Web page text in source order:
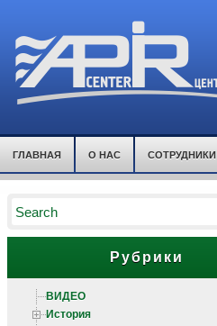
ГЛАВНАЯ О НАС СОТРУДНИКИ
Рубрики
ВИДЕО
История